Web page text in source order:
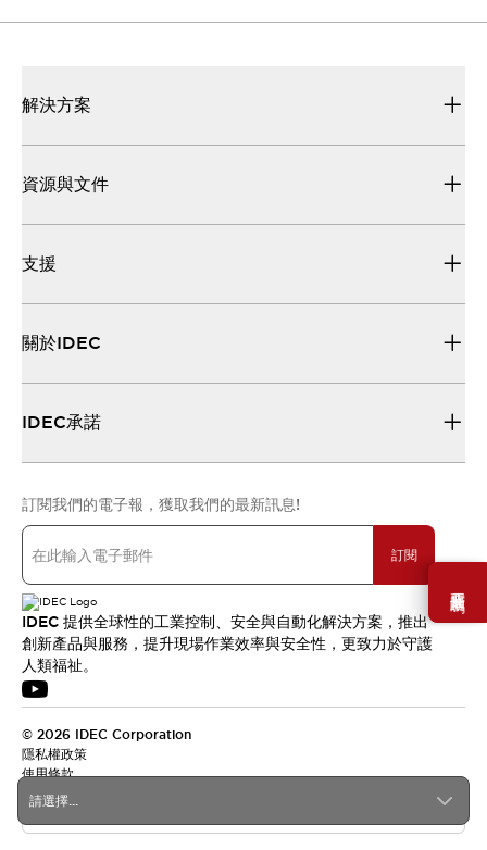
需要幫助嗎？
請選擇...
解決方案
資源與文件
支援
關於IDEC
IDEC承諾
訂閱我們的電子報，獲取我們的最新訊息!
訂閱
IDEC 提供全球性的工業控制、安全與自動化解決方案，推出
創新產品與服務，提升現場作業效率與安全性，更致力於守護
人類福祉。
© 2026 IDEC Corporation
隱私權政策
使用條款
台灣